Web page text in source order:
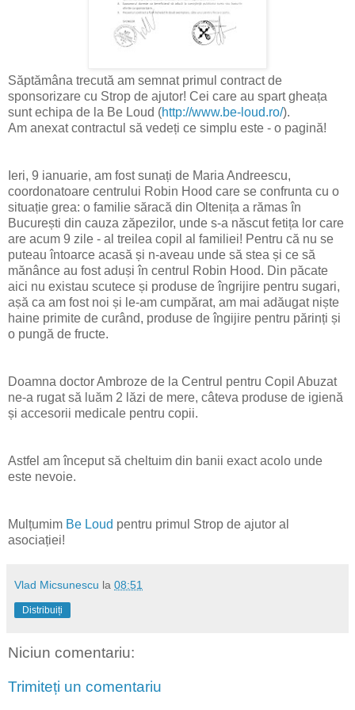
Săptămâna trecută am semnat primul contract de
sponsorizare cu Strop de ajutor! Cei care au spart gheața
sunt echipa de la Be Loud (http://www.be-loud.ro/).
Am anexat contractul să vedeți ce simplu este - o pagină!
Ieri, 9 ianuarie, am fost sunați de Maria Andreescu,
coordonatoare centrului Robin Hood care se confrunta cu o
situație grea: o familie săracă din Oltenița a rămas în
București din cauza zăpezilor, unde s-a născut fetița lor care
are acum 9 zile - al treilea copil al familiei! Pentru că nu se
puteau întoarce acasă și n-aveau unde să stea și ce să
mănânce au fost aduși în centrul Robin Hood. Din păcate
aici nu existau scutece și produse de îngrijire pentru sugari,
așă ca am fost noi și le-am cumpărat, am mai adăugat niște
haine primite de curând, produse de îngijire pentru părinți și
o pungă de fructe.
Doamna doctor Ambroze de la Centrul pentru Copil Abuzat
ne-a rugat să luăm 2 lăzi de mere, câteva produse de igienă
și accesorii medicale pentru copii.
Astfel am început să cheltuim din banii exact acolo unde
este nevoie.
Mulțumim Be Loud pentru primul Strop de ajutor al
asociației!
Vlad Micsunescu la 08:51
Distribuiți
Niciun comentariu:
Trimiteți un comentariu